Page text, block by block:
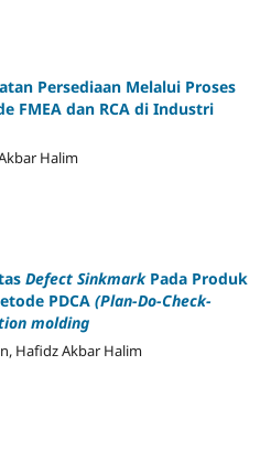
Persediaan Melalui Proses
FMEA dan RCA di Industri
Halim
Defect Sinkmark Pada Produk
PDCA (Plan-Do-Check-
molding
Hafidz Akbar Halim